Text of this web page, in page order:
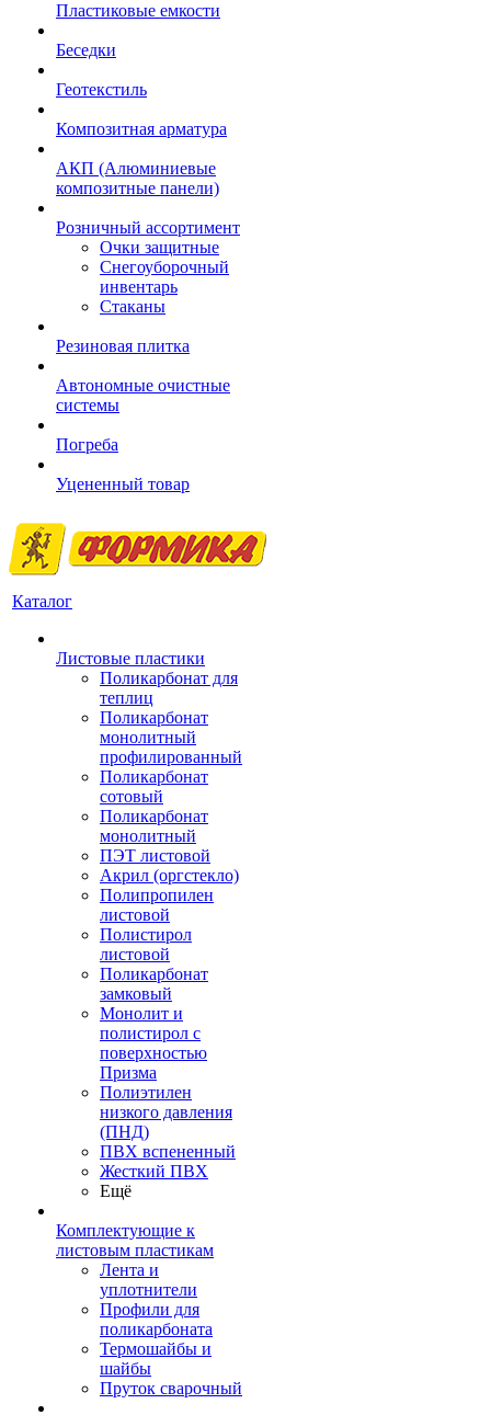
Пластиковые емкости
Беседки
Геотекстиль
Композитная арматура
АКП (Алюминиевые
композитные панели)
Розничный ассортимент
Очки защитные
Снегоуборочный
инвентарь
Стаканы
Резиновая плитка
Автономные очистные
системы
Погреба
Уцененный товар
Каталог
Листовые пластики
Поликарбонат для
теплиц
Поликарбонат
монолитный
профилированный
Поликарбонат
сотовый
Поликарбонат
монолитный
ПЭТ листовой
Акрил (оргстекло)
Полипропилен
листовой
Полистирол
листовой
Поликарбонат
замковый
Монолит и
полистирол с
поверхностью
Призма
Полиэтилен
низкого давления
(ПНД)
ПВХ вспененный
Жесткий ПВХ
Ещё
Комплектующие к
листовым пластикам
Лента и
уплотнители
Профили для
поликарбоната
Термошайбы и
шайбы
Пруток сварочный